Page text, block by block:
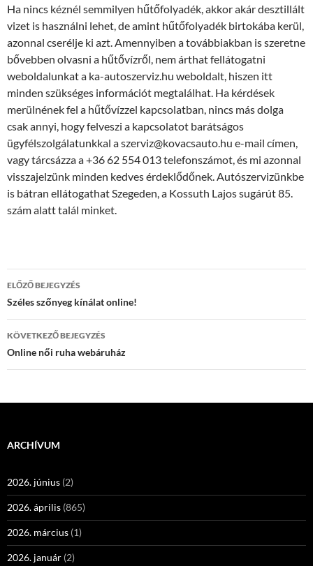
Ha nincs kéznél semmilyen hűtőfolyadék, akkor akár desztillált
vizet is használni lehet, de amint hűtőfolyadék birtokába kerül,
azonnal cserélje ki azt. Amennyiben a továbbiakban is szeretne
bővebben olvasni a hűtővízről, nem árthat fellátogatni
weboldalunkat a ka-autoszerviz.hu weboldalt, hiszen itt
minden szükséges információt megtalálhat. Ha kérdések
merülnének fel a hűtővízzel kapcsolatban, nincs más dolga
csak annyi, hogy felveszi a kapcsolatot barátságos
ügyfélszolgálatunkkal a szerviz@kovacsauto.hu e-mail címen,
vagy tárcsázza a +36 62 554 013 telefonszámot, és mi azonnal
visszajelzünk minden kedves érdeklődőnek. Autószervizünkbe
is bátran ellátogathat Szegeden, a Kossuth Lajos sugárút 85.
szám alatt talál minket.
Bejegyzés
navigáció
ELŐZŐ BEJEGYZÉS
Széles szőnyeg kínálat online!
KÖVETKEZŐ BEJEGYZÉS
Online női ruha webáruház
ARCHÍVUM
2026. június (2)
2026. április (865)
2026. március (1)
2026. január (2)